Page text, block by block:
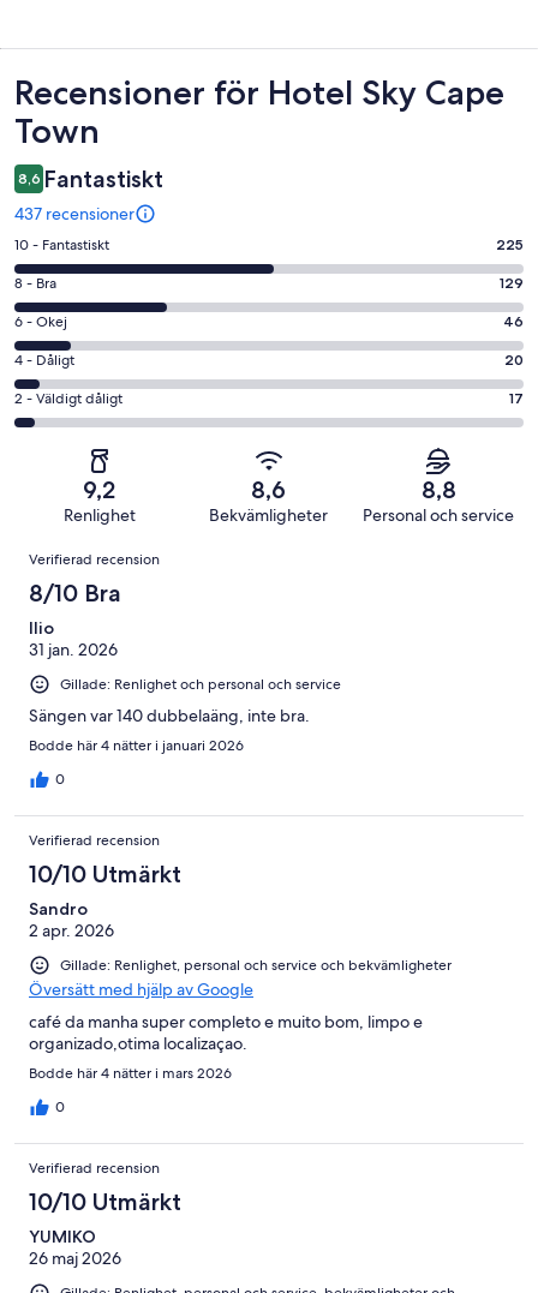
Recensioner
Recensioner för Hotel Sky Cape
Town
8,6 Fantastiskt
437 recensioner
10
-
Fantastiskt
i
betyg.
225
av
437
recensioner
10 - Fantastiskt 225
8
-
Bra
i
betyg.
129
recensioner
8 - Bra 129
6
-
Okej
i
betyg.
recensioner
6 - Okej 46
4
-
Dåligt
recensioner
4 - Dåligt 20
2
-
betyg.
437
recensioner
2 - Väldigt dåligt 17
9,2
Renlighet
8,6
Bekvämligheter
8,8
Personal och service
Recensioner
Verifierad recension
8/10 Bra
Ilio
31 jan. 2026
Gillade: Renlighet och personal och service
Sängen var 140 dubbelaäng, inte bra.
Bodde här 4 nätter i januari 2026
0
Verifierad recension
10/10 Utmärkt
Sandro
2 apr. 2026
Gillade: Renlighet, personal och service och bekvämligheter
Översätt med hjälp av Google
café da manha super completo e muito bom, limpo e
organizado,otima localizaçao.
Bodde här 4 nätter i mars 2026
0
Verifierad recension
10/10 Utmärkt
YUMIKO
26 maj 2026